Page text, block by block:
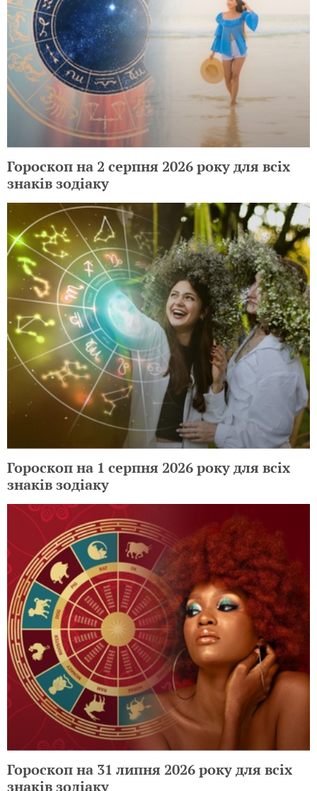
Гороскоп на 2 серпня 2026 року для всіх
знаків зодіаку
Гороскоп на 1 серпня 2026 року для всіх
знаків зодіаку
Гороскоп на 31 липня 2026 року для всіх
знаків зодіаку